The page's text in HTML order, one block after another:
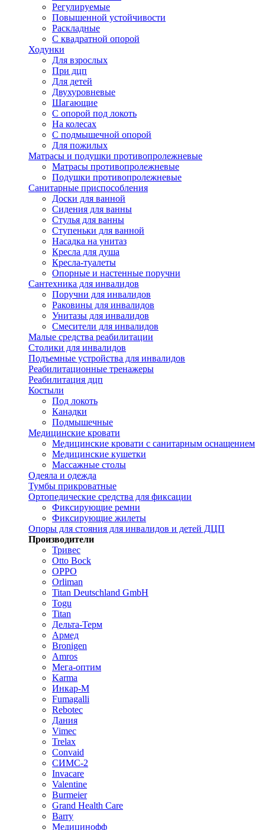
Регулируемые
Повышенной устойчивости
Раскладные
С квадратной опорой
Ходунки
Для взрослых
При дцп
Для детей
Двухуровневые
Шагающие
С опорой под локоть
На колесах
С подмышечной опорой
Для пожилых
Матрасы и подушки противопролежневые
Матрасы противопролежневые
Подушки противопролежневые
Санитарные приспособления
Доски для ванной
Сидения для ванны
Стулья для ванны
Ступеньки для ванной
Насадка на унитаз
Кресла для душа
Кресла-туалеты
Опорные и настенные поручни
Сантехника для инвалидов
Поручни для инвалидов
Раковины для инвалидов
Унитазы для инвалидов
Смесители для инвалидов
Малые средства реабилитации
Столики для инвалидов
Подъемные устройства для инвалидов
Реабилитационные тренажеры
Реабилитация дцп
Костыли
Под локоть
Канадки
Подмышечные
Медицинские кровати
Медицинские кровати с санитарным оснащением
Медицинские кушетки
Массажные столы
Одеяла и одежда
Тумбы прикроватные
Ортопедические средства для фиксации
Фиксирующие ремни
Фиксирующие жилеты
Опоры для стояния для инвалидов и детей ДЦП
Производители
Тривес
Otto Bock
OPPO
Orliman
Titan Deutschland GmbH
Togu
Titan
Дельта-Терм
Армед
Bronigen
Amros
Мега-оптим
Karma
Инкар-М
Fumagalli
Rebotec
Дания
Vimec
Trelax
Convaid
СИМС-2
Invacare
Valentine
Burmeier
Grand Health Care
Barry
Медицинофф